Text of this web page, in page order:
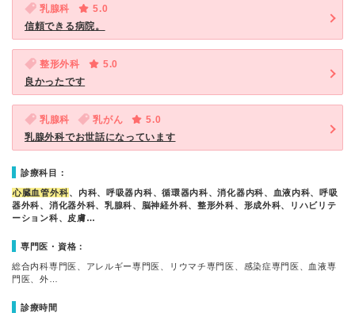
乳腺科
5.0
信頼できる病院。
整形外科
5.0
良かったです
乳腺科 乳がん
5.0
乳腺外科でお世話になっています
診療科目：
心臓血管外科、内科、呼吸器内科、循環器内科、消化器内科、血液内科、呼吸
器外科、消化器外科、乳腺科、脳神経外科、整形外科、形成外科、リハビリテ
ーション科、皮膚…
専門医・資格：
総合内科専門医、アレルギー専門医、リウマチ専門医、感染症専門医、血液専
門医、外…
診療時間